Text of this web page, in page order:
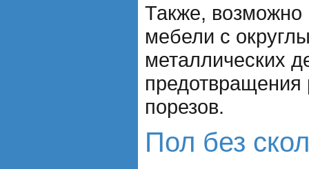
Также, возможно
мебели с
металлических
порезов.
Пол без